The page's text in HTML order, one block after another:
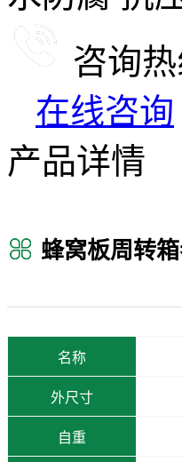
咨询
在线咨询
产品详情
蜂窝板周转
名称
外尺寸
自重